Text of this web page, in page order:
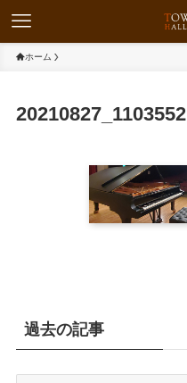
ホーム
20210827_1103552
過去の記事